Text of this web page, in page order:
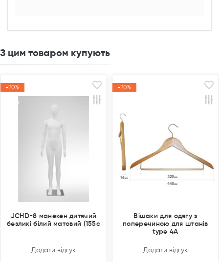
З цим товаром купують
-20%
Акція
-20%
Акція
JCHD-8 манекен дитячий
безликі білий матовий (155с
Додати відгук
-20%
-20%
Вішаки для одягу з
поперечиною для штанів
type 4A
Додати відгук